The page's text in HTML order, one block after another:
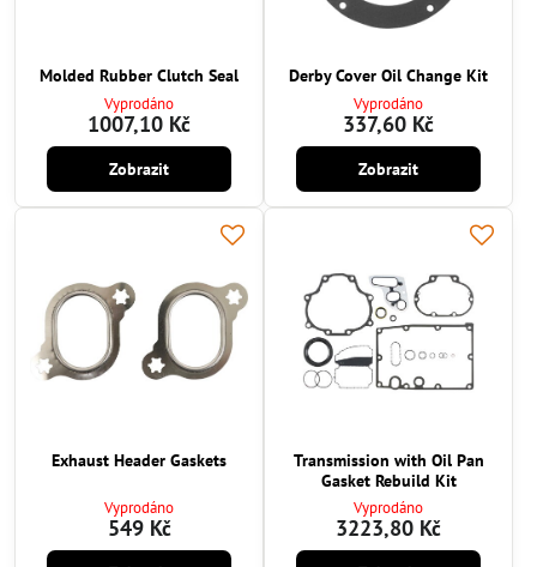
Molded Rubber Clutch Seal
Vyprodáno
1007,10 Kč
Zobrazit
Derby Cover Oil Change Kit
Vyprodáno
337,60 Kč
Zobrazit
Exhaust Header Gaskets
Vyprodáno
549 Kč
Transmission with Oil Pan
Gasket Rebuild Kit
Vyprodáno
3223,80 Kč